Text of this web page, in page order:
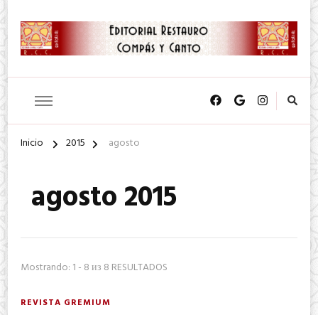
Inicio 2015 agosto
agosto 2015
Mostrando: 1 - 8 из 8 RESULTADOS
REVISTA GREMIUM